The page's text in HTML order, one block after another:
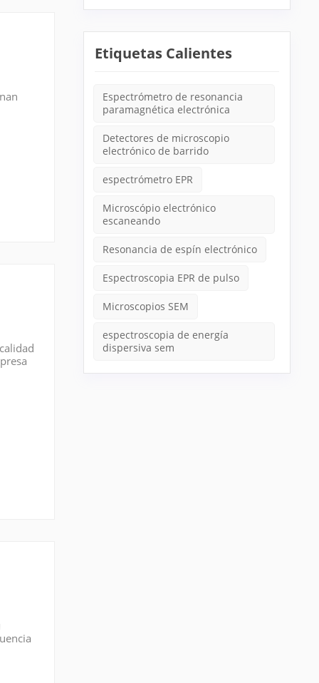
Etiquetas Calientes
Espectrómetro de resonancia
paramagnética electrónica
Detectores de microscopio
electrónico de barrido
espectrómetro EPR
Microscópio electrónico
escaneando
Resonancia de espín electrónico
Espectroscopia EPR de pulso
Microscopios SEM
espectroscopia de energía
dispersiva sem